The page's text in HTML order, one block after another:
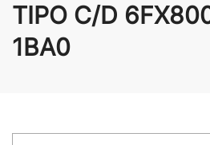
TIPO C/D
1BA0